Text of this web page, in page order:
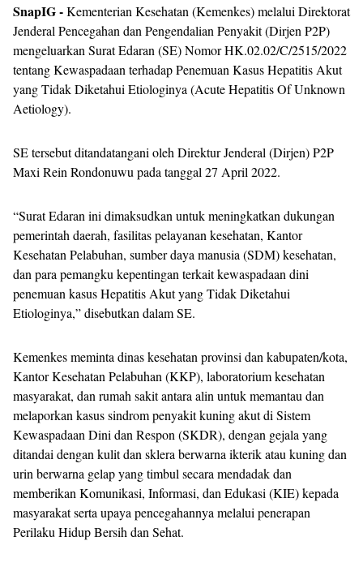
SnapIG -Kementerian Kesehatan (Kemenkes) melalui Direktorat
Jenderal Pencegahan dan Pengendalian Penyakit (Dirjen P2P)
mengeluarkan Surat Edaran (SE) Nomor HK.02.02/C/2515/2022
tentang Kewaspadaan terhadap Penemuan Kasus Hepatitis Akut
yang Tidak Diketahui Etiologinya (Acute Hepatitis Of Unknown
Aetiology).
SE tersebut ditandatangani oleh Direktur Jenderal (Dirjen) P2P
Maxi Rein Rondonuwu pada tanggal 27 April 2022.
“Surat Edaran ini dimaksudkan untuk meningkatkan dukungan
pemerintah daerah, fasilitas pelayanan kesehatan, Kantor
Kesehatan Pelabuhan, sumber daya manusia (SDM) kesehatan,
dan para pemangku kepentingan terkait kewaspadaan dini
penemuan kasus Hepatitis Akut yang Tidak Diketahui
Etiologinya,” disebutkan dalam SE.
Kemenkes meminta dinas kesehatan provinsi dan kabupaten/kota,
Kantor Kesehatan Pelabuhan (KKP), laboratorium kesehatan
masyarakat, dan rumah sakit antara alin untuk memantau dan
melaporkan kasus sindrom penyakit kuning akut di Sistem
Kewaspadaan Dini dan Respon (SKDR), dengan gejala yang
ditandai dengan kulit dan sklera berwarna ikterik atau kuning dan
urin berwarna gelap yang timbul secara mendadak dan
memberikan Komunikasi, Informasi, dan Edukasi (KIE) kepada
masyarakat serta upaya pencegahannya melalui penerapan
Perilaku Hidup Bersih dan Sehat.